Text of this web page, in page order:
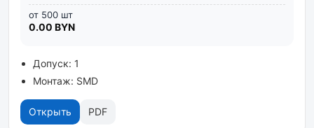
от 500 шт
0.00 BYN
Допуск: 1
Монтаж: SMD
Открыть PDF